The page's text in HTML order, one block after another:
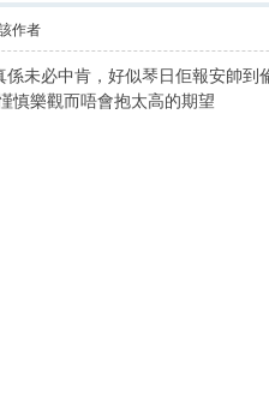
作者
未必中肯，好似琴日佢報安帥
慎樂觀而唔會抱太高的期望